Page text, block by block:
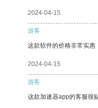
2024-04-15
游客
这款软件的价格非常实惠
2024-04-15
游客
这款加速器app的客服很